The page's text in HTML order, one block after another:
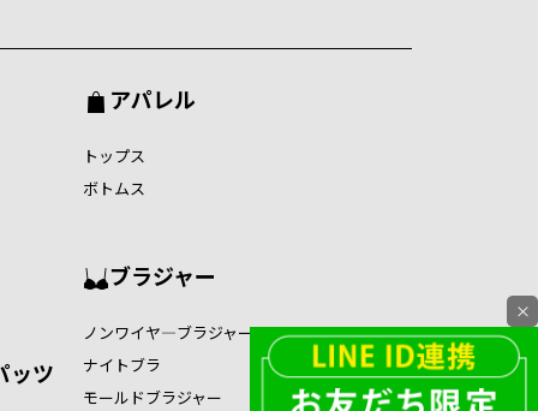
ッツ
アパレル
トップス
ボトムス
ブラジャー
ノンワイヤ―ブラジャー
ナイトブラ
モールドブラジャー
×